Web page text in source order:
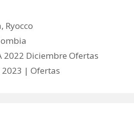
, Ryocco
2022 Diciembre Ofertas
| Ofertas